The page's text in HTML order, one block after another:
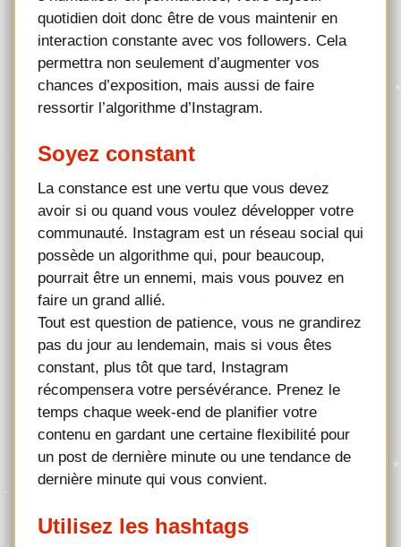
quotidien doit donc être de vous maintenir en
interaction constante avec vos followers. Cela
permettra non seulement d’augmenter vos
chances d’exposition, mais aussi de faire
ressortir l’algorithme d’Instagram.
Soyez constant
La constance est une vertu que vous devez
avoir si ou quand vous voulez développer votre
communauté. Instagram est un réseau social qui
possède un algorithme qui, pour beaucoup,
pourrait être un ennemi, mais vous pouvez en
faire un grand allié.
Tout est question de patience, vous ne grandirez
pas du jour au lendemain, mais si vous êtes
constant, plus tôt que tard, Instagram
récompensera votre persévérance. Prenez le
temps chaque week-end de planifier votre
contenu en gardant une certaine flexibilité pour
un post de dernière minute ou une tendance de
dernière minute qui vous convient.
Utilisez les hashtags